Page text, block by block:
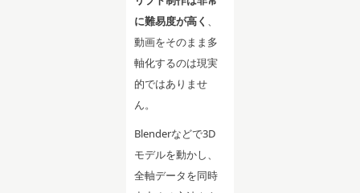
に難易度が高く 、
動画をそのまま多
軸化するのは現実
的ではありませ
ん。
Blenderなどで3D
モデルを動かし、
全軸データを同時